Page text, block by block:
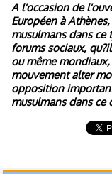
A l'occasion de
Européen à
musulmans dans ce
forums sociaux,
ou même
mouvement alter
opposition
musulmans dans ce